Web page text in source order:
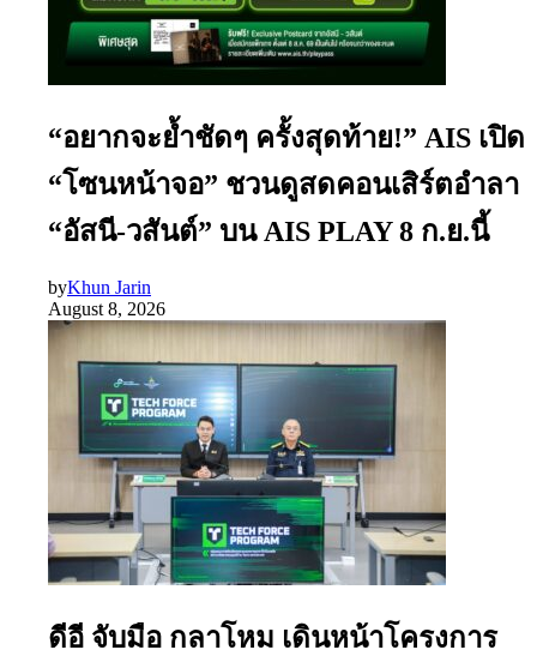
“อยากจะย้ำชัดๆ ครั้งสุดท้าย!” AIS เปิด
“โซนหน้าจอ” ชวนดูสดคอนเสิร์ตอำลา
“อัสนี-วสันต์” บน AIS PLAY 8 ก.ย.นี้
byKhun Jarin
August 8, 2026
ดีอี จับมือ กลาโหม เดินหน้าโครงการ